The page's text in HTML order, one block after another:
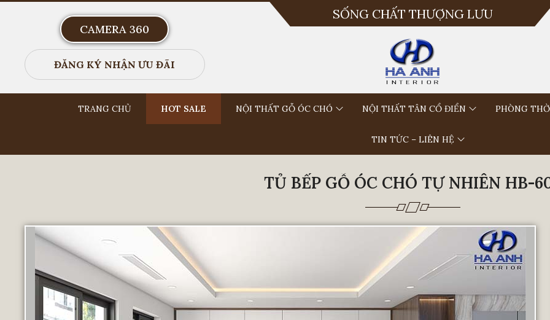
CAMERA 360
ĐĂNG KÝ NHẬN ƯU ĐÃI
SỐNG CHẤT THƯỢNG LƯU
TRANG CHỦ HOT SALE NỘI THẤT GỖ ÓC CHÓ NỘI THẤT TÂN CỔ ĐIỂN PHÒNG THỜ
TIN TỨC – LIÊN HỆ
TỦ BẾP GỖ ÓC CHÓ TỰ NHIÊN HB-